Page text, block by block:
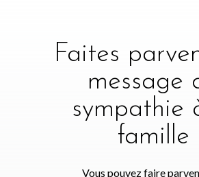
Faites
message
sympathie
famille
Vous pouvez faire